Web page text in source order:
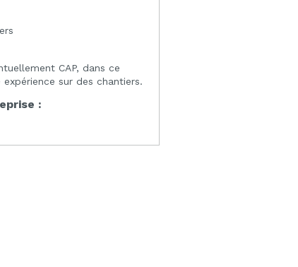
CAP, dans ce
expérience sur des chantiers.
: